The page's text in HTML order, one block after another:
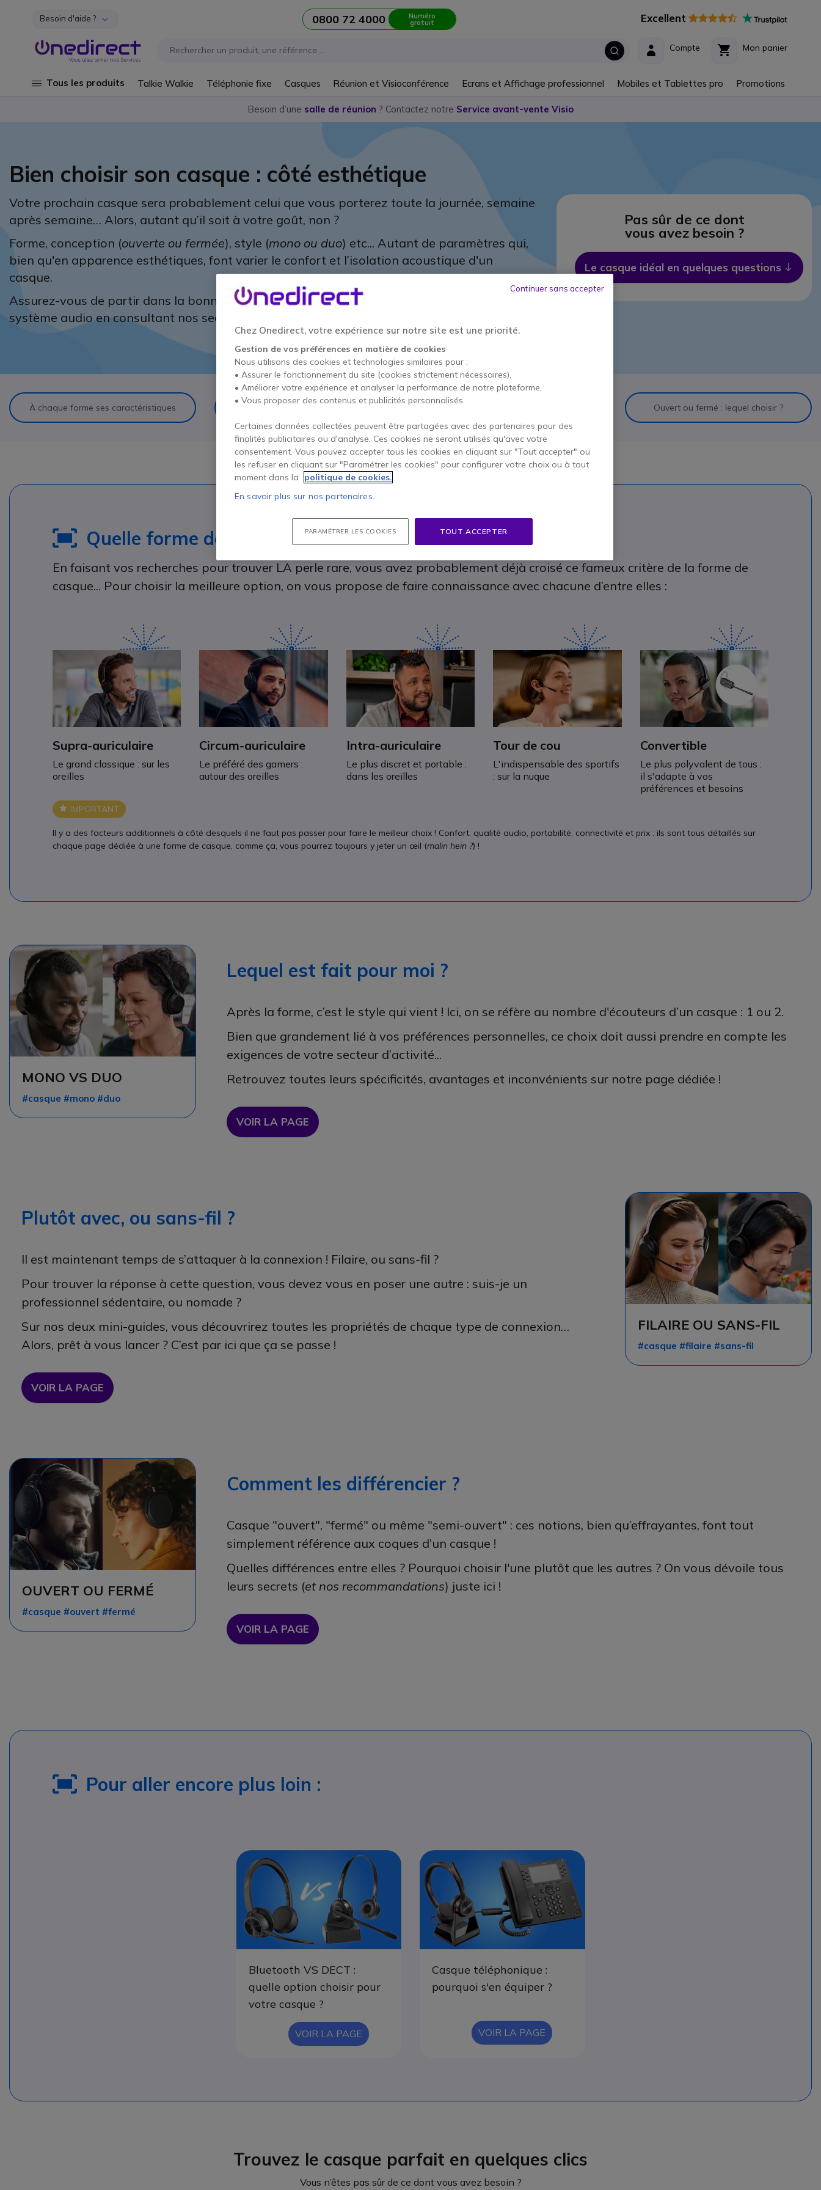
Aller au contenu
Besoin d'aide ? 0800 72 4000 Numéro
gratuit Excellent
Mon panier
Compte
Tous les produits Talkie Walkie Téléphonie fixe Casques Réunion et Visioconférence Ecrans et Affichage professionnel Mobiles et Tablettes pro Promotions
Besoin d’une salle de réunion ? Contactez notre Service avant-vente Visio
Bien choisir son casque : côté esthétique
Votre prochain casque sera probablement celui que vous porterez toute la journée, semaine
après semaine… Alors, autant qu’il soit à votre goût, non ?
Forme, conception (ouverte ou fermée), style (mono ou duo) etc... Autant de paramètres qui,
bien qu'en apparence esthétiques, font varier le confort et l’isolation acoustique d'un
casque.
Assurez-vous de partir dans la bonne direction au moment de choisir votre nouveau
système audio en consultant nos sections dédiées, accessibles un tout petit peu plus bas :
Pas sûr de ce dont
vous avez besoin ?
Le casque idéal en quelques questions Icon
À chaque forme ses caractéristiques Mono VS duo : les différencier Ouvert ou fermé : lequel choisir ?
Quelle forme dois-je choisir ?
En faisant vos recherches pour trouver LA perle rare, vous avez probablement déjà croisé ce fameux critère de la forme de
casque... Pour choisir la meilleure option, on vous propose de faire connaissance avec chacune d’entre elles :
Supra-auriculaire
Le grand classique : sur les
oreilles
Circum-auriculaire
Le préféré des gamers :
autour des oreilles
Intra-auriculaire
Le plus discret et portable :
dans les oreilles
Tour de cou
L'indispensable des sportifs
: sur la nuque
Convertible
Le plus polyvalent de tous :
il s'adapte à vos
préférences et besoins
Icon
IMPORTANT
Il y a des facteurs additionnels à côté desquels il ne faut pas passer pour faire le meilleur choix ! Confort, qualité audio, portabilité, connectivité et prix : ils sont tous détaillés sur
chaque page dédiée à une forme de casque, comme ça, vous pourrez toujours y jeter un œil (malin hein ?) !
MONO VS DUO
#casque #mono #duo
Lequel est fait pour moi ?
Après la forme, c’est le style qui vient ! Ici, on se réfère au nombre d'écouteurs d’un casque : 1 ou 2.
Bien que grandement lié à vos préférences personnelles, ce choix doit aussi prendre en compte les
exigences de votre secteur d’activité...
Retrouvez toutes leurs spécificités, avantages et inconvénients sur notre page dédiée !
VOIR LA PAGE
Plutôt avec, ou sans-fil ?
Il est maintenant temps de s’attaquer à la connexion ! Filaire, ou sans-fil ?
Pour trouver la réponse à cette question, vous devez vous en poser une autre : suis-je un
professionnel sédentaire, ou nomade ?
Sur nos deux mini-guides, vous découvrirez toutes les propriétés de chaque type de connexion…
Alors, prêt à vous lancer ? C’est par ici que ça se passe !
VOIR LA PAGE
FILAIRE OU SANS-FIL
#casque #filaire #sans-fil
OUVERT OU FERMÉ
#casque #ouvert #fermé
Comment les différencier ?
Casque "ouvert", "fermé" ou même "semi-ouvert" : ces notions, bien qu’effrayantes, font tout
simplement référence aux coques d'un casque !
Quelles différences entre elles ? Pourquoi choisir l'une plutôt que les autres ? On vous dévoile tous
leurs secrets (et nos recommandations) juste ici !
VOIR LA PAGE
Pour aller encore plus loin :
Bluetooth VS DECT :
quelle option choisir pour
votre casque ?
VOIR LA PAGE
Casque téléphonique :
pourquoi s'en équiper ?
VOIR LA PAGE
Trouvez le casque parfait en quelques clics
Vous n’êtes pas sûr de ce dont vous avez besoin ?
Chez Onedirect, votre expérience sur notre site est une priorité.
Gestion de vos préférences en matière de cookies
Nous utilisons des cookies et technologies similaires pour :
• Assurer le fonctionnement du site (cookies strictement nécessaires),
• Améliorer votre expérience et analyser la performance de notre plateforme,
• Vous proposer des contenus et publicités personnalisés.
Certaines données collectées peuvent être partagées avec des partenaires pour des
finalités publicitaires ou d'analyse. Ces cookies ne seront utilisés qu'avec votre
consentement. Vous pouvez accepter tous les cookies en cliquant sur "Tout accepter" ou
les refuser en cliquant sur "Paramétrer les cookies" pour configurer votre choix ou à tout
moment dans la
politique de cookies.
En savoir plus sur nos partenaires.
PARAMÉTRER LES COOKIES TOUT ACCEPTER
Continuer sans accepter